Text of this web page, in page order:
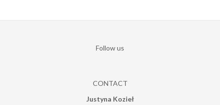
Follow us
CONTACT
Justyna Kozieł